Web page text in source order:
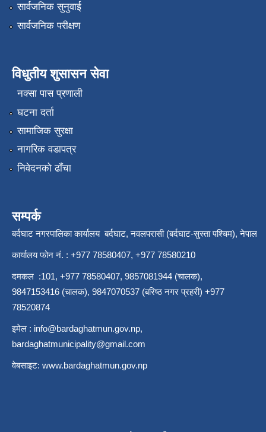
सार्वजनिक सुनुवाई
सार्वजनिक परीक्षण
विधुतीय शुसासन सेवा
नक्सा पास प्रणाली
घटना दर्ता
सामाजिक सुरक्षा
नागरिक वडापत्र
निवेदनको ढाँचा
सम्पर्क
बर्दघाट नगरपालिका कार्यालय बर्दघाट, नवलपरासी (बर्दघाट-सुस्ता पश्चिम), नेपाल
कार्यालय फोन नं. : +977 78580407, +977 78580210
दमकल :101, +977 78580407, 9857081944 (चालक),
9847153416 (चालक), 9847070537 (बरिष्ठ नगर प्रहरी) +977
78520874
इमेल : info@bardaghatmun.gov.np,
bardaghatmunicipality@gmail.com
वेबसाइट: www.bardaghatmun.gov.np